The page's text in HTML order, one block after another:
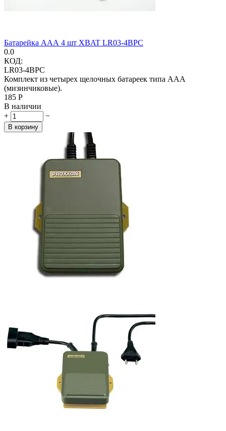
Батарейка ААА 4 шт XBAT LR03-4BPC
0.0
КОД:
LR03-4BPC
Комплект из четырех щелочных батареек типа ААА
(мизинчиковые).
‍185‍ Р
В наличии
+
−
В корзину